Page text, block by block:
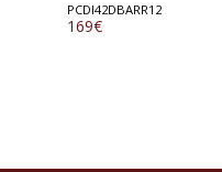
PCDI42DBARR12
169€